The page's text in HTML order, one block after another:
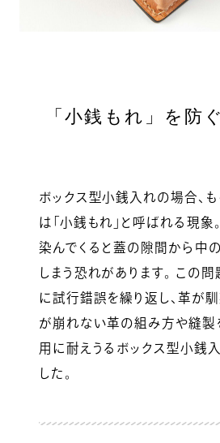
「小銭もれ」を防
ボックス型小銭入れの場合、
は「小銭もれ」と呼ばれる現象
染んでくると蓋の隙間から中
しまう恐れがあります。 この
に試行錯誤を繰り返し、革が
が崩れない革の組み方や縫製
用に耐えうるボックス型小銭
した。